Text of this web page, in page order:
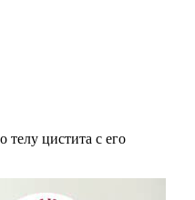
телу цистита с его